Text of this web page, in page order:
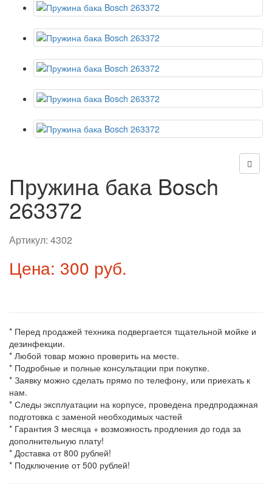
Пружина бака Bosch
263372
Артикул: 4302
Цена: 300 руб.
* Перед продажей техника подвергается тщательной мойке и
дезинфекции.
* Любой товар можно проверить на месте.
* Подробные и полные консультации при покупке.
* Заявку можно сделать прямо по телефону, или приехать к
нам.
* Следы эксплуатации на корпусе, проведена предпродажная
подготовка с заменой необходимых частей
* Гарантия 3 месяца + возможность продления до года за
дополнительную плату!
* Доставка от 800 рублей!
* Подключение от 500 рублей!